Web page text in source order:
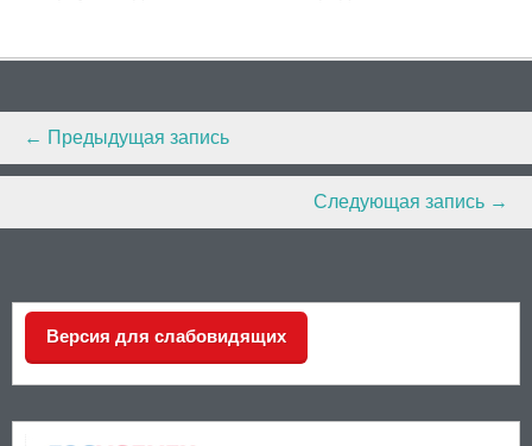
Post
navigation
← Предыдущая запись
Следующая запись →
Версия для слабовидящих